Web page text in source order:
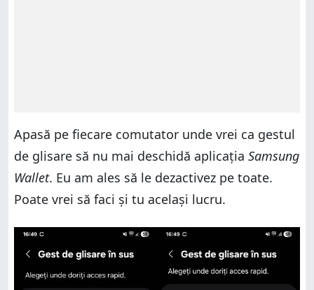
Apasă pe fiecare comutator unde vrei ca gestul
de glisare să nu mai deschidă aplicația Samsung
Wallet. Eu am ales să le dezactivez pe toate.
Poate vrei să faci și tu același lucru.